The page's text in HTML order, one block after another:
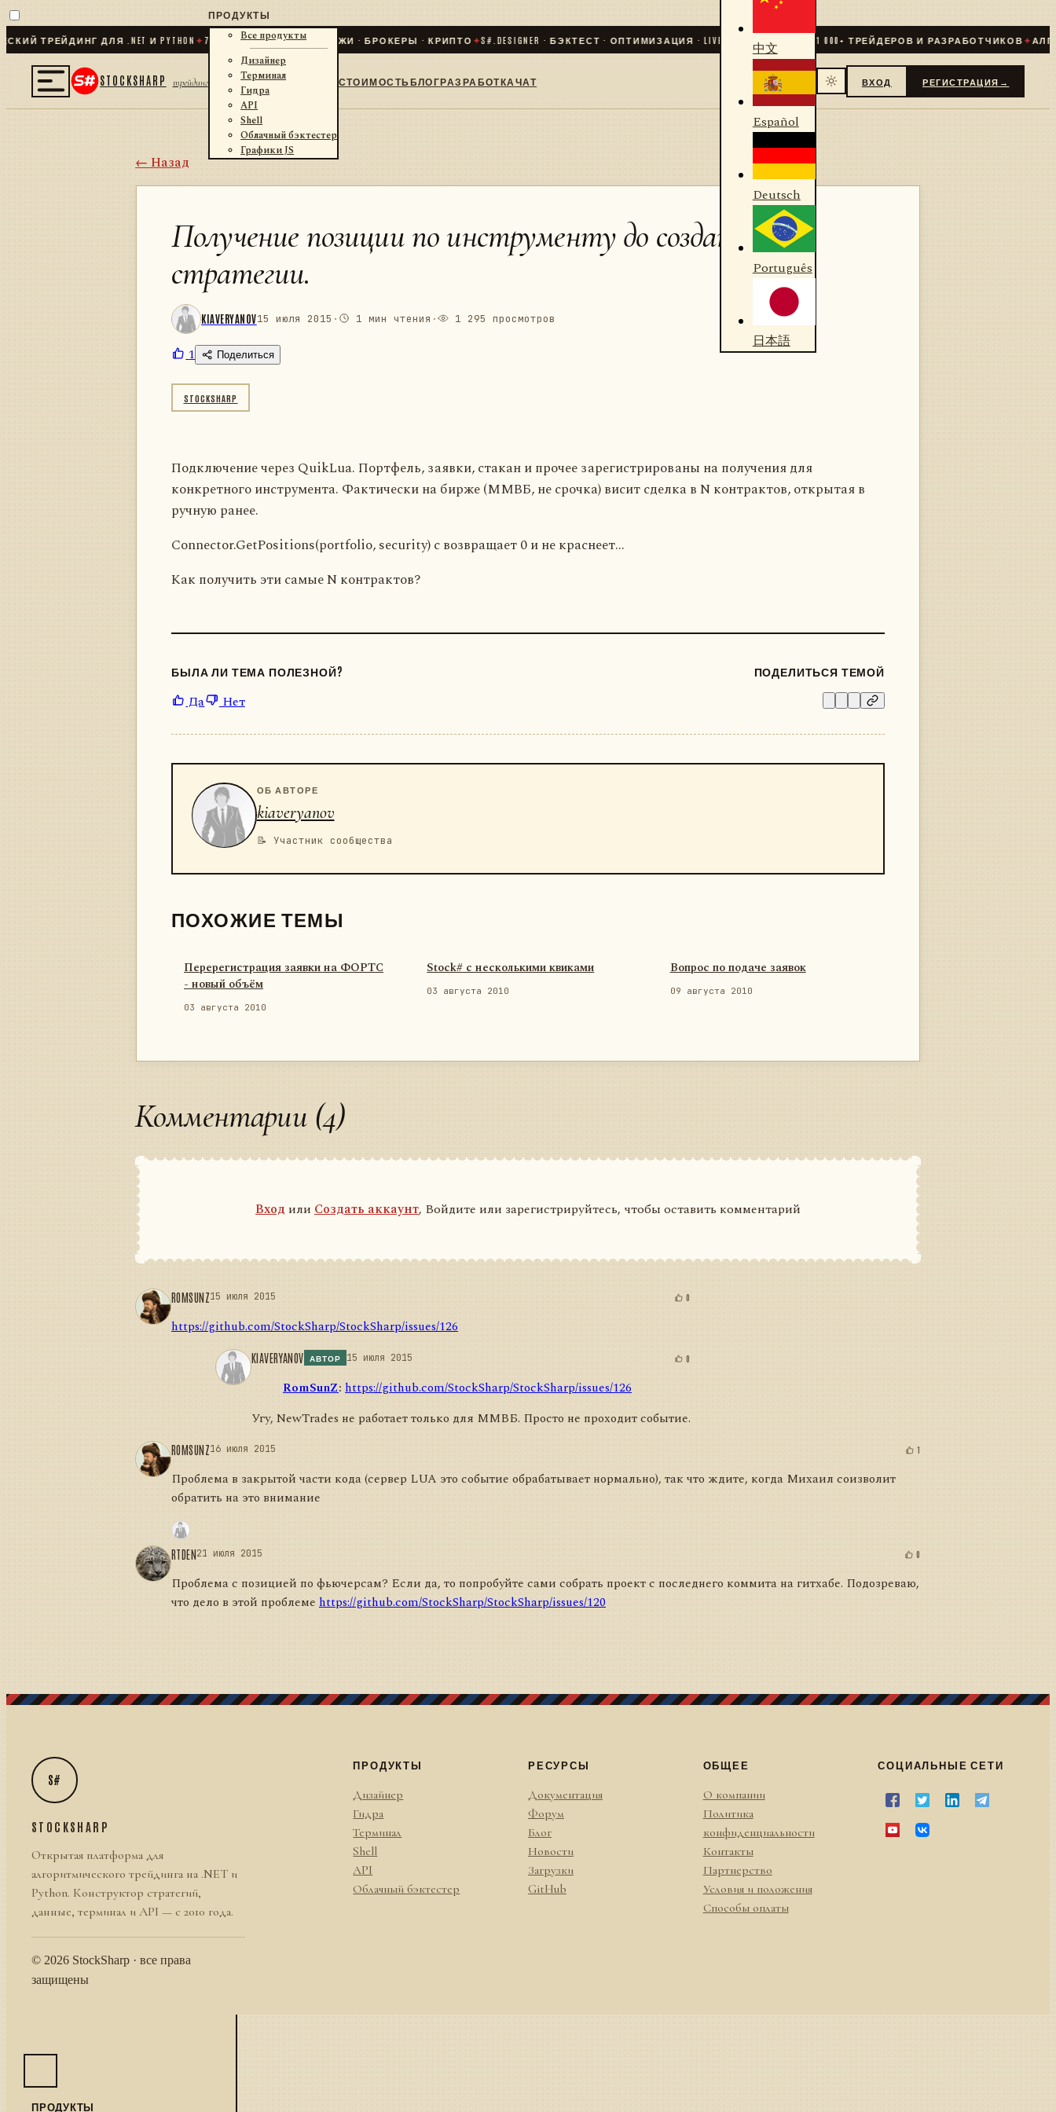
ДЛЯ .NET И PYTHON✦70+ КОННЕКТОРОВ · БИРЖИ · БРОКЕРЫ · КРИПТО✦S#.DESIGNER · БЭКТЕСТ · ОПТИМИЗАЦИЯ · LIVE ✦ СООБЩЕСТВО + ТРЕЙДЕРОВ И РАЗРАБОТЧИКОВ✦
STOCKSHARP трейдинг
ПРОДУКТЫ
Все продукты
Дизайнер
Терминал
Гидра
API
Shell
Облачный бэктестер
Графики JS
СТОИМОСТЬБЛОГРАЗРАБОТКАЧАТ
中文
Español
Deutsch
Português
日本語
ВХОД РЕГИСТРАЦИЯ →
← Назад
Получение позиции по инструменту до создания
стратегии.
KIAVERYANOV15 июля 2015 · 1 мин чтения · 1 295 просмотров
1 Поделиться
STOCKSHARP
Подключение через QuikLua. Портфель, заявки, стакан и прочее зарегистрированы на получения для
конкретного инструмента. Фактически на бирже (ММВБ, не срочка) висит сделка в N контрактов, открытая в
ручную ранее.
Connector.GetPositions(portfolio, security) с возвращает 0 и не краснеет...
Как получить эти самые N контрактов?
БЫЛА ЛИ ТЕМА ПОЛЕЗНОЙ?
Да Нет
ПОДЕЛИТЬСЯ ТЕМОЙ
ОБ АВТОРЕ
kiaveryanov
📝 Участник сообщества
ПОХОЖИЕ ТЕМЫ
Перерегистрация заявки на ФОРТС
- новый объём
03 августа 2010
Stock# с несколькими квиками
03 августа 2010
Вопрос по подаче заявок
09 августа 2010
Комментарии (4)
Вход или Создать аккаунт, Войдите или зарегистрируйтесь, чтобы оставить комментарий
ROMSUNZ15 июля 2015 0
https://github.com/StockSharp/StockSharp/issues/126
KIAVERYANOV АВТОР 15 июля 2015 0
RomSunZ: https://github.com/StockSharp/StockSharp/issues/126
Угу, NewTrades не работает только для ММВБ. Просто не проходит событие.
ROMSUNZ16 июля 2015 1
Проблема в закрытой части кода (сервер LUA это событие обрабатывает нормально), так что ждите, когда Михаил соизволит
обратить на это внимание
RTDEN21 июля 2015 0
Проблема с позицией по фьючерсам? Если да, то попробуйте сами собрать проект с последнего коммита на гитхабе. Подозреваю,
что дело в этой проблеме https://github.com/StockSharp/StockSharp/issues/120
S#
STOCKSHARP
Открытая платформа для
алгоритмического трейдинга на .NET и
Python. Конструктор стратегий,
данные, терминал и API — с 2010 года.
© 2026 StockSharp · все права
защищены
ПРОДУКТЫ
Дизайнер
Гидра
Терминал
Shell
API
Облачный бэктестер
РЕСУРСЫ
Документация
Форум
Блог
Новости
Загрузки
GitHub
ОБЩЕЕ
О компании
Политика
конфиденциальности
Контакты
Партнерство
Условия и положения
Способы оплаты
СОЦИАЛЬНЫЕ СЕТИ
ПРОДУКТЫ